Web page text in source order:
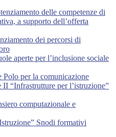
delle competenze di
a supporto dell’offerta
dei percorsi di
aperte per l’inclusione sociale
per la comunicazione
“Infrastrutture per l’istruzione”
computazionale e
Snodi formativi